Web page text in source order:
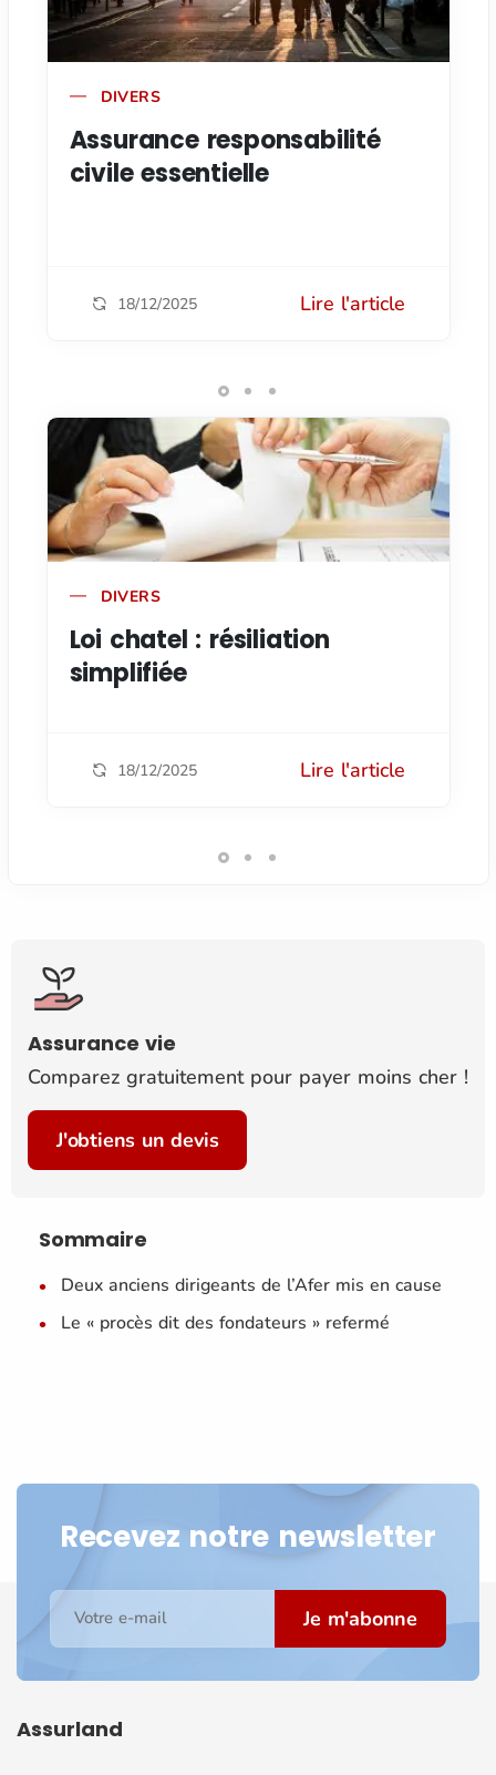
DIVERS
Assurance responsabilité
civile essentielle
18/12/2025 Lire l'article
DIVERS
Loi chatel : résiliation
simplifiée
18/12/2025 Lire l'article
Assurance vie
Comparez gratuitement pour payer moins cher !
J'obtiens un devis
Sommaire
Deux anciens dirigeants de l’Afer mis en cause
Le « procès dit des fondateurs » refermé
Recevez notre newsletter
Votre e-mail Je m'abonne
Assurland